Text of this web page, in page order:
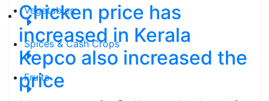
Vegetables
Spices & Cash Crops
Fruits
Chicken price has
increased in Kerala
Kepco also increased the
price